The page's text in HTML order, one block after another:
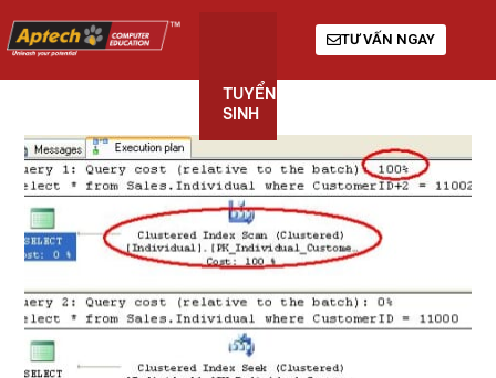
TUYỂN
SINH
TƯ VẤN NGAY